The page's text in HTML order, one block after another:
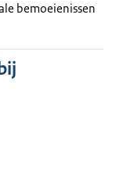
bemoeienissen